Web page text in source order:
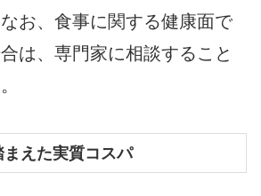
お、食事に関する健康面で
は、専門家に相談すること
えた実質コスパ